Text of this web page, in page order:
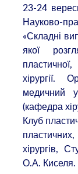
23-24
Науково-
«Складні
якої
хірургії.
медичний
(кафедра
Клуб
хірургів,
О.А. Киселя.